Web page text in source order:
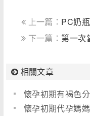
上一篇： PC奶
下一篇： 第一次
相關文章
懷孕初期有褐色
懷孕初期代孕媽